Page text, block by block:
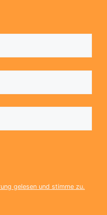
gelesen und stimme zu.